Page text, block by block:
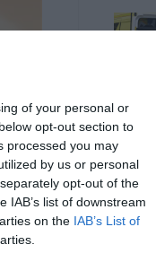
of your personal or
opt-out section to
processed you may
by us or personal
opt-out of the
IAB’s list of downstream
on the IAB’s List of